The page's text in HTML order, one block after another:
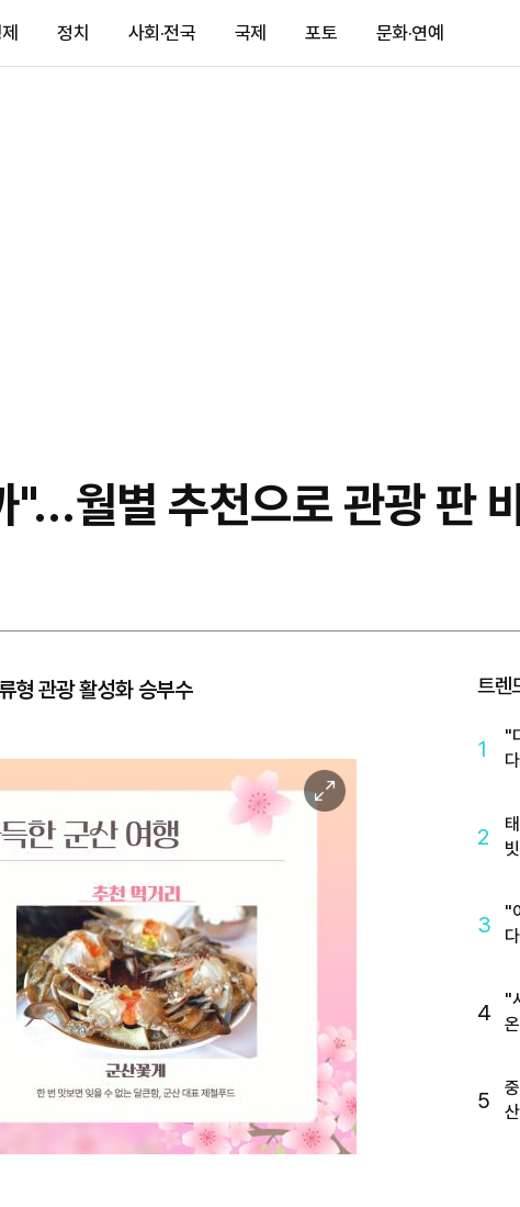
정치 사회·전국 국제 포토 문화·연예
"…월별 추천으로 관광 판
형 관광 활성화 승부수
이
미
트렌
1
"
2
3
"
4
"
5